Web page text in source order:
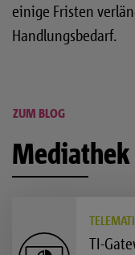
einige Fristen
Handlungsbedarf.
ZUM BLOG
TI-